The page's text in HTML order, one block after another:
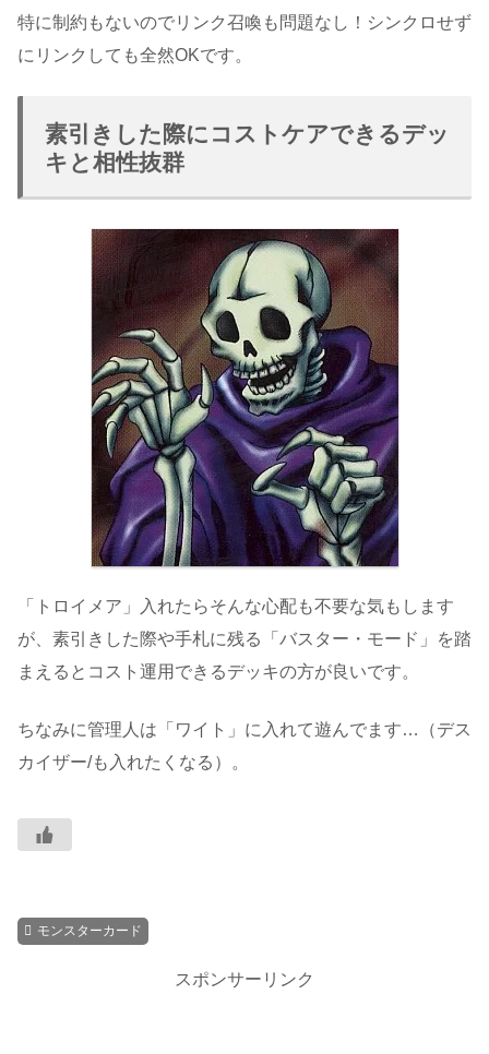
特に制約もないのでリンク召喚も問題なし！シンクロせず
にリンクしても全然OKです。
素引きした際にコストケアできるデッ
キと相性抜群
「トロイメア」入れたらそんな心配も不要な気もします
が、素引きした際や手札に残る「バスター・モード」を踏
まえるとコスト運用できるデッキの方が良いです。
ちなみに管理人は「ワイト」に入れて遊んでます…（デス
カイザー/も入れたくなる）。
モンスターカード
スポンサーリンク